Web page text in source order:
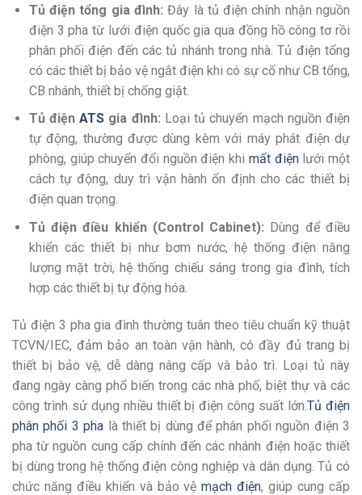
Tủ điện tổng gia đình: Đây là tủ điện chính nhận nguồn
điện 3 pha từ lưới điện quốc gia qua đồng hồ công tơ rồi
phân phối điện đến các tủ nhánh trong nhà. Tủ điện tổng
có các thiết bị bảo vệ ngắt điện khi có sự cố như CB tổng,
CB nhánh, thiết bị chống giật.
Tủ điệnATS gia đình: Loại tủ chuyển mạch nguồn điện
tự động, thường được dùng kèm với máy phát điện dự
phòng, giúp chuyển đổi nguồn điện khi mất điệnlưới một
cách tự động, duy trì vận hành ổn định cho các thiết bị
điện quan trọng.
Tủ điện điều khiển (Control Cabinet): Dùng để điều
khiển các thiết bị như bơm nước, hệ thống điện năng
lượng mặt trời, hệ thống chiếu sáng trong gia đình, tích
hợp các thiết bị tự động hóa.
Tủ điện 3 pha gia đình thường tuân theo tiêu chuẩn kỹ thuật
TCVN/IEC, đảm bảo an toàn vận hành, có đầy đủ trang bị
thiết bị bảo vệ, dễ dàng nâng cấp và bảo trì. Loại tủ này
đang ngày càng phổ biến trong các nhà phố, biệt thự và các
công trình sử dụng nhiều thiết bị điện công suất lớn.Tủ điện
phân phối 3 pha là thiết bị dùng để phân phối nguồn điện 3
pha từ nguồn cung cấp chính đến các nhánh điện hoặc thiết
bị dùng trong hệ thống điện công nghiệp và dân dụng. Tủ có
chức năng điều khiển và bảo vệmạch điện, giúp cung cấp